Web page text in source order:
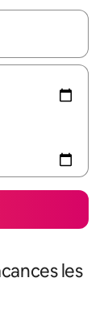
les en utilisant
les